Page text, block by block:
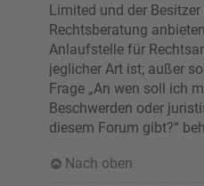
Limited und der
Rechtsberatung
Anlaufstelle für
jeglicher Art ist; außer
Frage „An wen soll ich
Beschwerden oder
diesem Forum gibt?“
Nach oben